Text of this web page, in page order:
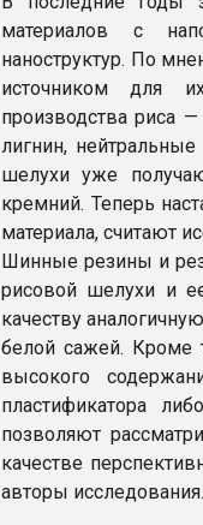
материалов с
наноструктур. По
источником для
производства риса
лигнин,
шелухи уже
кремний. Теперь
материала, считают
Шинные резины и
рисовой шелухи и
качеству
белой сажей. Кроме
высокого
пластификатора
позволяют
качестве
авторы исследования.